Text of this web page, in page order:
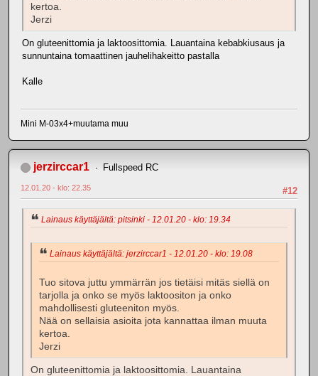
kertoa.
Jerzi
On gluteenittomia ja laktoosittomia. Lauantaina kebabkiusaus ja
sunnuntaina tomaattinen jauhelihakeitto pastalla
Kalle
Mini M-03x4+muutama muu
jerzirccar1 Fullspeed RC
#12
12.01.20 - klo: 22.35
Lainaus käyttäjältä: pitsinki - 12.01.20 - klo: 19.34
Lainaus käyttäjältä: jerzirccar1 - 12.01.20 - klo: 19.08
Tuo sitova juttu ymmärrän jos tietäisi mitäs siellä on
tarjolla ja onko se myös laktoositon ja onko
mahdollisesti gluteeniton myös.
Nää on sellaisia asioita jota kannattaa ilman muuta
kertoa.
Jerzi
On gluteenittomia ja laktoosittomia. Lauantaina